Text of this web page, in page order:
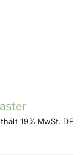
19% MwSt. DE